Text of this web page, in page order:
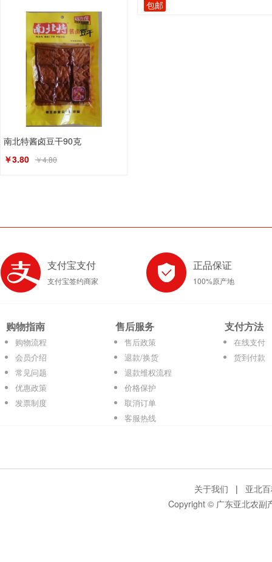
南北特酱卤豆干90克
￥3.80 ￥4.80
包邮
支付宝支付
支付宝签约商家
正品保证
100%原产地
购物指南
购物流程
会员介绍
常见问题
优惠政策
发票制度
售后服务
售后政策
退款/换货
退款维权流程
价格保护
取消订单
客服热线
支付方法
在线支付
货到付款
关于我们 | 亚北
Copyright © 广东亚北农副